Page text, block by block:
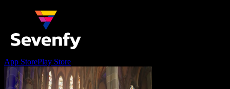
App StorePlay Store